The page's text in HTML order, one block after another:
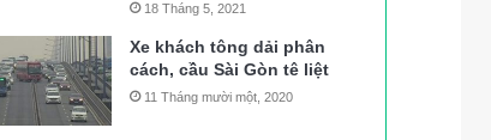
18 Tháng 5, 2021
Xe khách tông dải phân
cách, cầu Sài Gòn tê liệt
11 Tháng mười một, 2020